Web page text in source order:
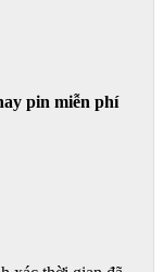
pin miễn phí